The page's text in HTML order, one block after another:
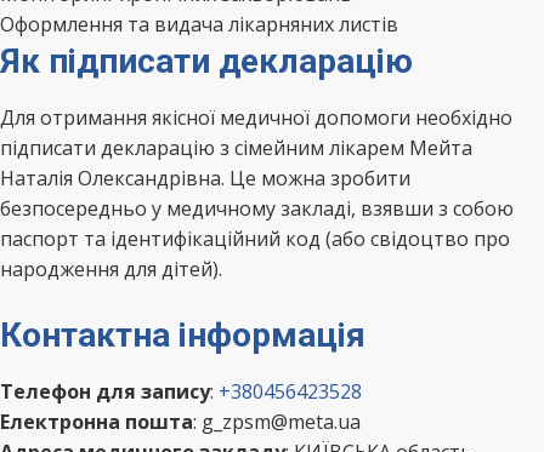
Оформлення та видача лікарняних листів
Як підписати декларацію
Для отримання якісної медичної допомоги необхідно
підписати декларацію з сімейним лікарем Мейта
Наталія Олександрівна. Це можна зробити
безпосередньо у медичному закладі, взявши з собою
паспорт та ідентифікаційний код (або свідоцтво про
народження для дітей).
Контактна інформація
Телефон для запису: +380456423528
Електронна пошта: g_zpsm@meta.ua